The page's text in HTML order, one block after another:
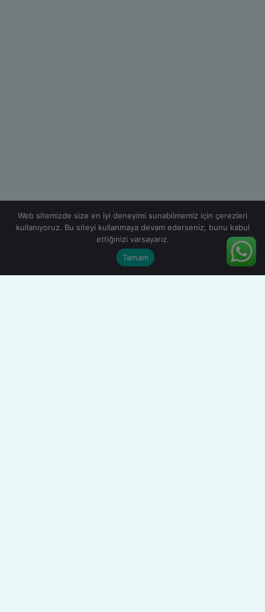
Web sitemizde size en iyi deneyimi sunabilmemiz için çerezleri
kullanıyoruz. Bu siteyi kullanmaya devam ederseniz, bunu kabul
ettiğinizi varsayarız.
Tamam